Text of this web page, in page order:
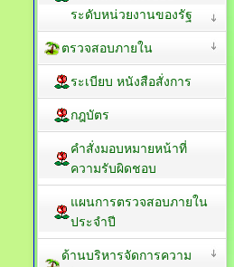
ระดับหน่วยงานของรัฐ
ตรวจสอบภายใน
ระเบียบ หนังสือสั่งการ
กฎบัตร
คำสั่งมอบหมายหน้าที่
ความรับผิดชอบ
แผนการตรวจสอบภายใน
ประจำปี
ด้านบริหารจัดการความ